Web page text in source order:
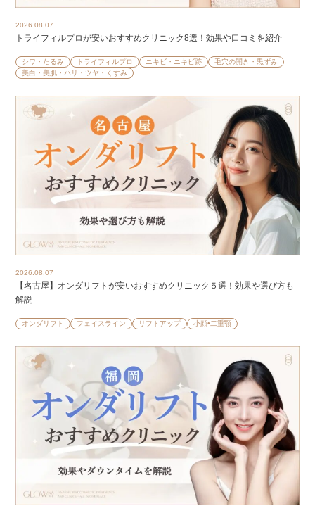
2026.08.07
トライフィルプロが安いおすすめクリニック8選！効果や口コミを紹介
シワ・たるみ トライフィルプロ ニキビ・ニキビ跡
毛穴の開き・黒ずみ
美白・美肌・ハリ・ツヤ・くすみ
2026.08.07
【名古屋】オンダリフトが安いおすすめクリニック５選！効果や選び方も
解説
オンダリフト フェイスライン リフトアップ 小顔•二重顎